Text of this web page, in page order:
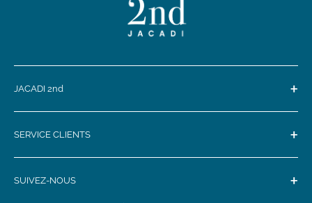
JACADI 2nd +
SERVICE CLIENTS +
SUIVEZ-NOUS +